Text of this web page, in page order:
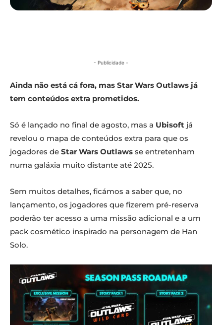
- Publicidade -
Ainda não está cá fora, mas Star Wars Outlaws já
tem conteúdos extra prometidos.
Só é lançado no final de agosto, mas a Ubisoft já
revelou o mapa de conteúdos extra para que os
jogadores de Star Wars Outlaws se entretenham
numa galáxia muito distante até 2025.
Sem muitos detalhes, ficámos a saber que, no
lançamento, os jogadores que fizerem pré-reserva
poderão ter acesso a uma missão adicional e a um
pack cosmético inspirado na personagem de Han
Solo.